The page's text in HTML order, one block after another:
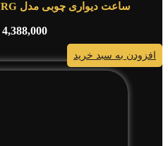
ساعت دیواری چوبی مدل REGENSBURG کد W-8035
4,388,000
افزودن به سبد خرید